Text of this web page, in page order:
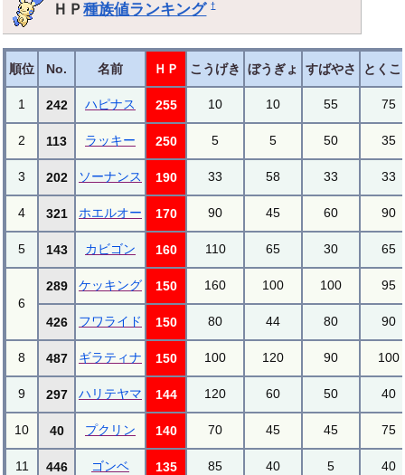
ＨＰ種族値ランキング †
順位 No. 名前 ＨＰ こうげき ぼうぎょ すばやさ とくこ
1 242 ハピナス 255 10 10 55 75
2 113 ラッキー 250 5 5 50 35
3 202 ソーナンス 190 33 58 33 33
4 321 ホエルオー 170 90 45 60 90
5 143 カビゴン 160 110 65 30 65
6
289 ケッキング 150 160 100 100 95
426 フワライド 150 80 44 80 90
8 487 ギラティナ 150 100 120 90 100
9 297 ハリテヤマ 144 120 60 50 40
10 40 プクリン 140 70 45 45 75
11 446 ゴンベ 135 85 40 5 40